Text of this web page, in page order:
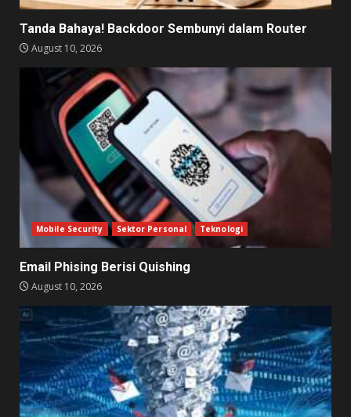
Tanda Bahaya! Backdoor Sembunyi dalam Router
August 10, 2026
Mobile Security Sektor Personal Teknologi
Email Phising Berisi Quishing
August 10, 2026